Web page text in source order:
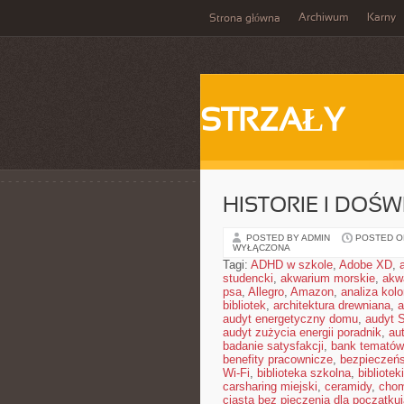
Strona główna Archiwum Karny
STRZAŁY
HISTORIE I
POSTED BY ADMIN POSTED
WYŁĄCZONA
Tagi: ADHD w szkole, Adobe XD,
studencki, akwarium morskie,
psa, Allegro, Amazon, analiza
bibliotek, architektura drewniana,
audyt energetyczny domu, audyt
audyt zużycia energii poradnik,
badanie satysfakcji, bank
benefity pracownicze,
Wi-Fi, biblioteka szkolna,
carsharing miejski, ceramidy,
ciasta bez pieczenia dla